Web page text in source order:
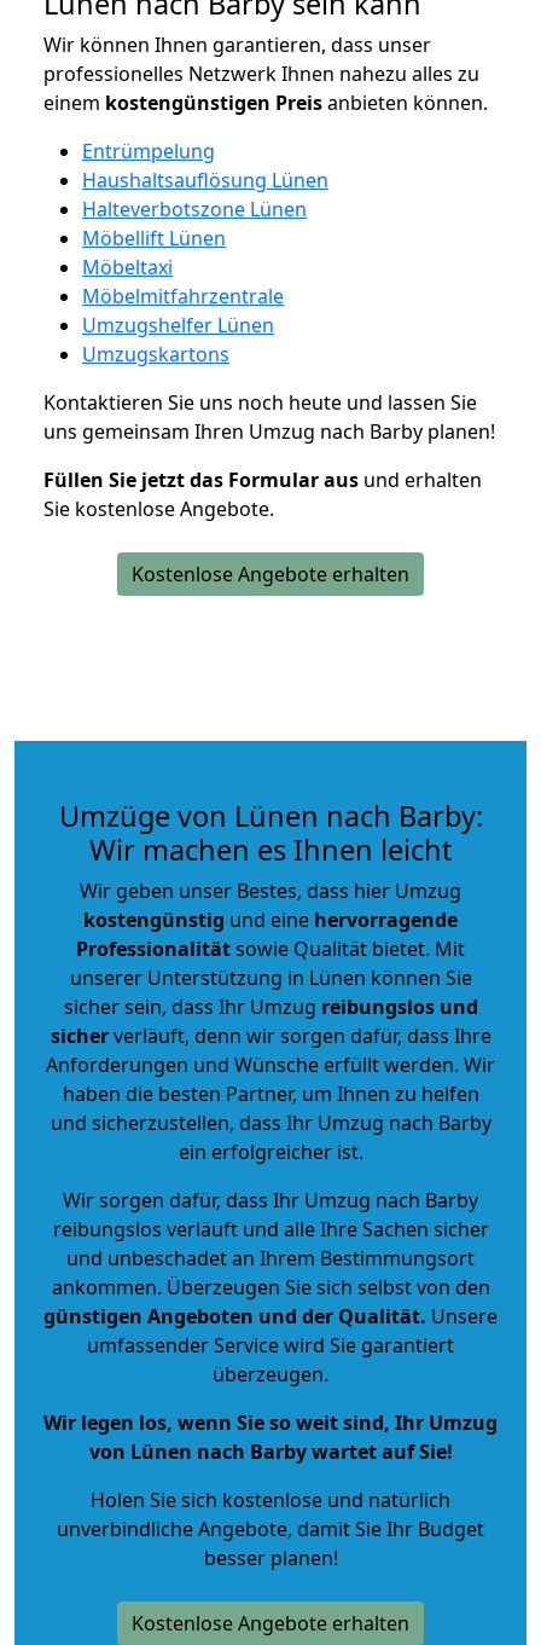
Wir können Ihnen garantieren, dass unser
professionelles Netzwerk Ihnen nahezu alles zu
einem kostengünstigen Preisanbieten können.
Entrümpelung
Haushaltsauflösung Lünen
Halteverbotszone Lünen
Möbellift Lünen
Möbeltaxi
Möbelmitfahrzentrale
Umzugshelfer Lünen
Umzugskartons
Kontaktieren Sie uns noch heute und lassen Sie
uns gemeinsam Ihren Umzug nach Barby planen!
Füllen Sie jetzt das Formular aus und erhalten
Sie kostenlose Angebote.
Kostenlose Angebote erhalten
Umzüge von Lünen nach Barby:
Wir machen es Ihnen leicht
Wir geben unser Bestes, dass hier Umzug
kostengünstig und eine hervorragende
Professionalitätsowie Qualität bietet. Mit
unserer Unterstützung in Lünen können Sie
sicher sein, dass Ihr Umzug reibungslos und
sicherverläuft, denn wir sorgen dafür, dass Ihre
Anforderungen und Wünsche erfüllt werden. Wir
haben die besten Partner, um Ihnen zu helfen
und sicherzustellen, dass Ihr Umzug nach Barby
ein erfolgreicher ist.
Wir sorgen dafür, dass Ihr Umzug nach Barby
reibungslos verläuft und alle Ihre Sachen sicher
und unbeschadet an Ihrem Bestimmungsort
ankommen. Überzeugen Sie sich selbst von den
günstigen Angeboten und der Qualität. Unsere
umfassender Service wird Sie garantiert
überzeugen.
Wir legen los, wenn Sie so weit sind, Ihr Umzug
von Lünen nach Barby wartet auf Sie!
Holen Sie sich kostenlose und natürlich
unverbindliche Angebote, damit Sie Ihr Budget
besser planen!
Kostenlose Angebote erhalten